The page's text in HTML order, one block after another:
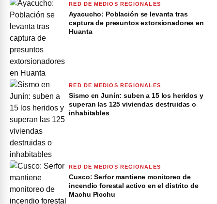
RED DE MEDIOS REGIONALES
Ayacucho: Población se levanta tras
captura de presuntos extorsionadores en
Huanta
RED DE MEDIOS REGIONALES
Sismo en Junín: suben a 15 los heridos y
superan las 125 viviendas destruidas o
inhabitables
RED DE MEDIOS REGIONALES
Cusco: Serfor mantiene monitoreo de
incendio forestal activo en el distrito de
Machu Picchu